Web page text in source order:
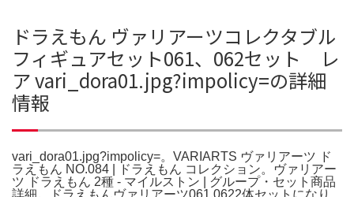
ドラえもん ヴァリアーツコレクタブル
フィギュアセット061、062セット レ
ア vari_dora01.jpg?impolicy=の詳細
情報
vari_dora01.jpg?impolicy=。VARIARTS ヴァリアーツ ド
ラえもん NO.084 | ドラえもん コレクション。ヴァリアー
ツ ドラえもん 2種 - マイルストン | グループ・セット商品
詳細。ドラえもんヴァリアーツ061.0622体セットになり